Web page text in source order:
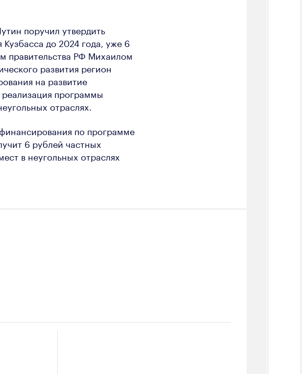
поручил утвердить
до 2024 года, уже 6
правительства РФ Михаилом
развития регион
на развитие
программы
отраслях.
по программе
6 рублей частных
в неугольных отраслях